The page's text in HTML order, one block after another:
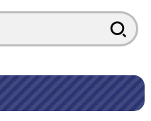
: